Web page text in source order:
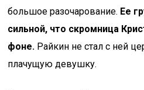
большое разочарование. Ее
сильной, что скромница
фоне. Райкин не стал с ней
плачущую девушку.